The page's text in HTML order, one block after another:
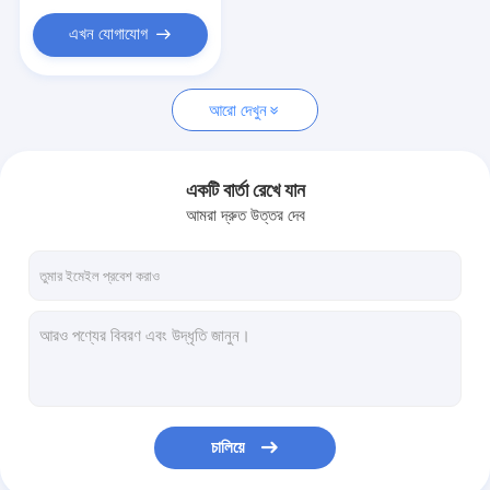
বিজোড় কার্বন ইস্পাত পাইপ
এখন যোগাযোগ
আরো দেখুন
একটি বার্তা রেখে যান
আমরা দ্রুত উত্তর দেব
চালিয়ে